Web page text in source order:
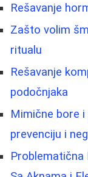
Rešavanje
Zašto volim
ritualu
Rešavanje
podočnjaka
Mimične bore
prevenciju i
Problematična